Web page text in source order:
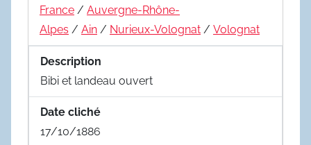
France / Auvergne-Rhône-
Alpes / Ain / Nurieux-Volognat / Volognat
Description
Bibi et landeau ouvert
Date cliché
17/10/1886